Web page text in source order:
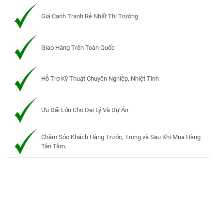
Giá Cạnh Tranh Rẻ Nhất Thị Trường
Giao Hàng Trên Toàn Quốc
Hỗ Trợ Kỹ Thuật Chuyên Nghiệp, Nhiệt Tình
Ưu Đãi Lớn Cho Đại Lý Và Dự Án
Chăm Sóc Khách Hàng Trước, Trong và Sau Khi Mua Hàng
Tận Tâm.